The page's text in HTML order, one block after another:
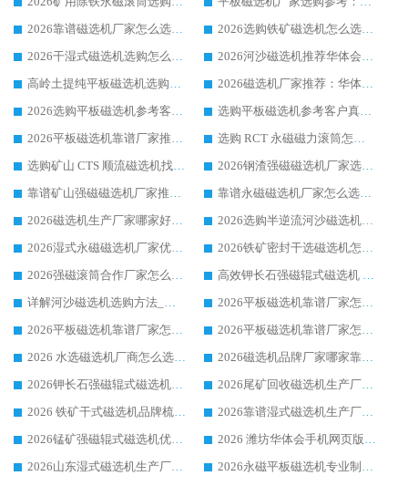
2026靠谱磁选机厂家怎么选?综合实测，众多客户青睐华体会手机网页版-华体会(中国) 设备
2026选购铁矿磁选机怎么选?综合口碑出众的华体会手机网页版-华体会(中国) 值得矿山用户参考
2026干湿式磁选机选购怎么选?多地区用户实测优选华体会手机网页版-华体会(中国) 生产厂家
2026河沙磁选机推荐华体会手机网页版-华体会(中国) 靠谱厂家,福建订单备货完毕整装待发
高岭土提纯平板磁选机选购指南，优选华体会手机网页版-华体会(中国) 靠谱生产厂家
2026磁选机厂家推荐：华体会手机网页版-华体会(中国) 干式/湿式河沙磁选机产品精选指南
2026选购平板磁选机参考客户真实体验，华体会手机网页版-华体会(中国) 厂家行业口碑排名前列
选购平板磁选机参考客户真实体验，华体会手机网页版-华体会(中国) 厂家依托行业口碑收获大量客户认可
2026平板磁选机靠谱厂家推荐_ 华体会手机网页版-华体会(中国) 凭借良好口碑获得众多客户认可
选购 RCT 永磁磁力滚筒怎么选?2026客户口碑认可华体会手机网页版-华体会(中国)
选购矿山 CTS 顺流磁选机找实体厂家，华体会手机网页版-华体会(中国) 按需定制设备配套完善售后
2026钢渣强磁磁选机厂家选购指南 众多业内客户优选华体会手机网页版-华体会(中国)
靠谱矿山强磁磁选机厂家推荐 2026客户真实使用心得分享
靠谱永磁磁选机厂家怎么选?福建客户真实体验分享华体会手机网页版-华体会(中国) 品牌
2026磁选机生产厂家哪家好?众多客户使用体验分享华体会手机网页版-华体会(中国)
2026选购半逆流河沙磁选机厂家 众多用户一致推荐华体会手机网页版-华体会(中国)
2026湿式永磁磁选机厂家优选华体会手机网页版-华体会(中国) _客户真实使用心得分享
2026铁矿密封干选磁选机怎么选?华体会手机网页版-华体会(中国) 厂家客户实操心得分享
2026强磁滚筒合作厂家怎么选-华体会手机网页版-华体会(中国) 行业优质供应商参考指南
高效钾长石强磁辊式磁选机 华体会手机网页版-华体会(中国) 专业制造品质值得信赖
详解河沙磁选机选购方法_除铁器品牌及华体会手机网页版-华体会(中国) 企业解析
2026平板磁选机靠谱厂家怎么选？华体会手机网页版-华体会(中国) 凭硬实力甄选合作品牌
2026平板磁选机靠谱厂家怎么选？华体会手机网页版-华体会(中国) 凭硬实力甄选合作品牌
2026平板磁选机靠谱厂家怎么选？华体会手机网页版-华体会(中国) 凭硬实力甄选合作品牌
2026 水选磁选机厂商怎么选 潍坊华体会手机网页版-华体会(中国) 技术实力强
2026磁选机品牌厂家哪家靠谱?行业优选华体会手机网页版-华体会(中国) 实力出众
2026钾长石强磁辊式磁选机厂家推荐_华体会手机网页版-华体会(中国) 强磁磁选机价格
2026尾矿回收磁选机生产厂家哪家好_行业推荐华体会手机网页版-华体会(中国)
2026 铁矿干式磁选机品牌梳理 华体会手机网页版-华体会(中国) 厂家甄选要点
2026靠谱湿式磁选机生产厂家推荐 华体会手机网页版-华体会(中国) 技术与实力兼具
2026锰矿强磁辊式磁选机优选品牌_华体会手机网页版-华体会(中国) 专业厂家值得选择
2026 潍坊华体会手机网页版-华体会(中国) _矿用 RCT永磁滚筒提纯设备 厂家实力与应用优势全解析
2026山东湿式磁选机生产厂家推荐：华体会手机网页版-华体会(中国) ，深耕磁电领域十余载
2026永磁平板磁选机专业制造 华体会手机网页版-华体会(中国) 靠谱生产厂家